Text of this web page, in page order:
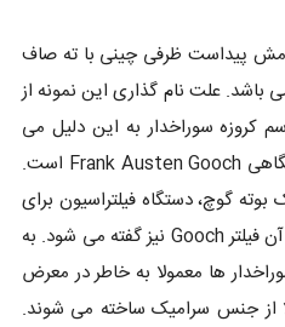
پیداست ظرفی چینی با ته صاف
باشد. علت نام گذاری این نمونه از
کروزه سوراخدار به این دلیل می
باشد که مبدع این وسیله آزمایشگاهی Frank Austen Gooch است.
گوچ، دستگاه فیلتراسیون برای
استفاده آزمایشگاهی است که به آن فیلتر Gooch نیز گفته می شود. به
ها معمولا به خاطر در معرض
از جنس سرامیک ساخته می شوند.